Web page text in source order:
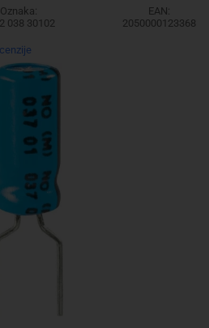
Oznaka:
038 30102
EAN:
2050000123368